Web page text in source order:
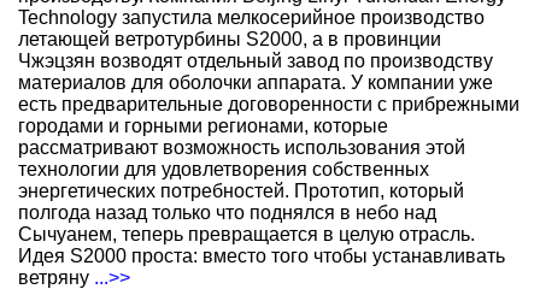
Technology запустила мелкосерийное производство
летающей ветротурбины S2000, а в провинции
Чжэцзян возводят отдельный завод по производству
материалов для оболочки аппарата. У компании уже
есть предварительные договоренности с прибрежными
городами и горными регионами, которые
рассматривают возможность использования этой
технологии для удовлетворения собственных
энергетических потребностей. Прототип, который
полгода назад только что поднялся в небо над
Сычуанем, теперь превращается в целую отрасль.
Идея S2000 проста: вместо того чтобы устанавливать
ветряну ...>>